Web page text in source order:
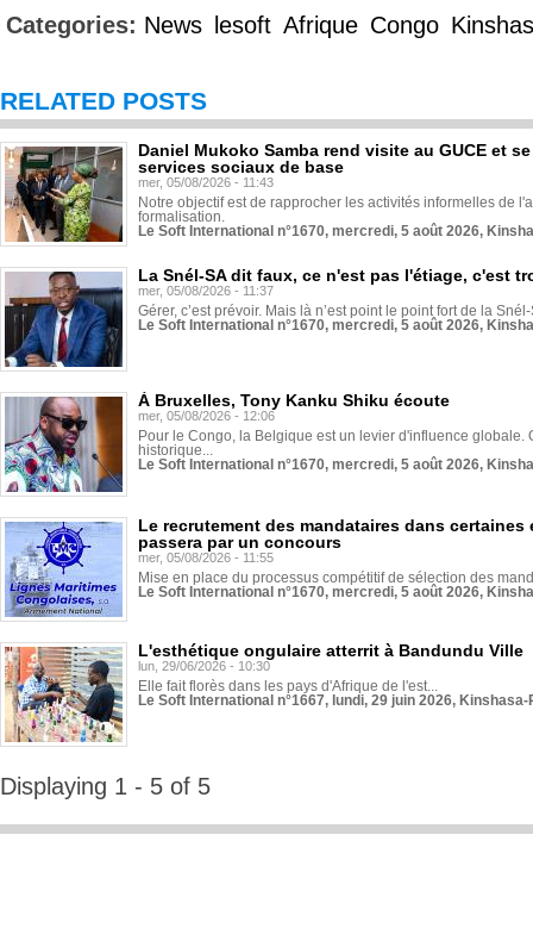
Categories: News lesoft Afrique Congo
RELATED POSTS
Daniel Mukoko Samba rend visite au GUCE et
services sociaux de base
mer, 05/08/2026 - 11:43
Notre objectif est de rapprocher les activités informelles de
formalisation.
Le Soft International n°1670, mercredi, 5 août 2026,
La Snél-SA dit faux, ce n'est pas l'étiage, c'est
mer, 05/08/2026 - 11:37
Gérer, c’est prévoir. Mais là n’est point le point fort de la
Le Soft International n°1670, mercredi, 5 août 2026,
À Bruxelles, Tony Kanku Shiku écoute
mer, 05/08/2026 - 12:06
Pour le Congo, la Belgique est un levier d'influence globale.
historique...
Le Soft International n°1670, mercredi, 5 août 2026,
Le recrutement des mandataires dans
passera par un concours
mer, 05/08/2026 - 11:55
Mise en place du processus compétitif de sélection des
Le Soft International n°1670, mercredi, 5 août 2026,
L'esthétique ongulaire atterrit à Bandundu Ville
lun, 29/06/2026 - 10:30
Elle fait florès dans les pays d'Afrique de l'est...
Le Soft International n°1667, lundi, 29 juin 2026,
Displaying 1 - 5 of 5